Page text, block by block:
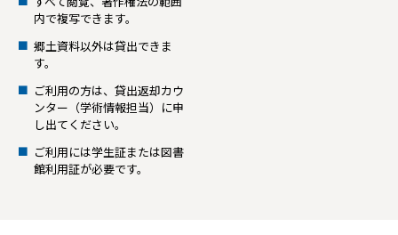
内で複写できます。
郷土資料以外は貸出できま
す。
ご利用の方は、貸出返却カウ
ンター（学術情報担当）に申
し出てください。
ご利用には学生証または図書
館利用証が必要です。